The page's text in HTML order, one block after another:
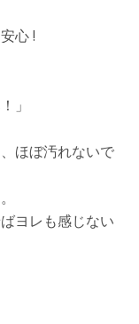
心 !
」
ほぼ汚れないで
ヨレも感じない